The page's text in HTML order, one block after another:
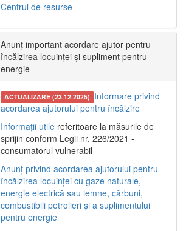
Centrul de resurse
Anunț important acordare ajutor pentru
încălzirea locuinței și supliment pentru
energie
ACTUALIZARE (23.12.2025) Informare privind
acordarea ajutorului pentru încălzire
Informații utile referitoare la măsurile de
sprijin conform Legii nr. 226/2021 -
consumatorul vulnerabil
Anunț privind acordarea ajutorului pentru
încălzirea locuinței cu gaze naturale,
energie electrică sau lemne, cărbuni,
combustibili petrolieri și a suplimentului
pentru energie